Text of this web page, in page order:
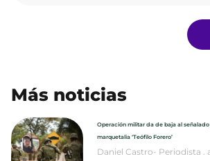
Más noticias
Operación militar da de baja al
marquetalia ‘Teófilo Forero’
Daniel Castro- Periodista